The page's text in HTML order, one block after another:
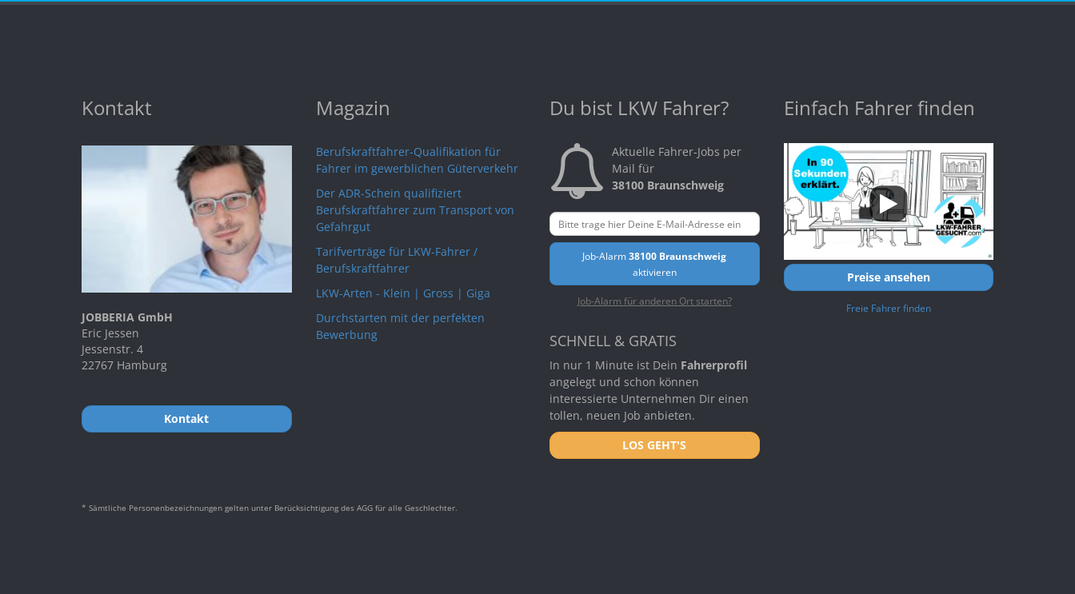
Kontakt
JOBBERIA GmbH
Eric Jessen
Jessenstr. 4
22767 Hamburg
Kontakt
Magazin
Berufskraftfahrer-Qualifikation für
Fahrer im gewerblichen Güterverkehr
Der ADR-Schein qualifiziert
Berufskraftfahrer zum Transport von
Gefahrgut
Tarifverträge für LKW-Fahrer /
Berufskraftfahrer
LKW-Arten - Klein | Gross | Giga
Durchstarten mit der perfekten
Bewerbung
Du bist LKW Fahrer?
Aktuelle Fahrer-Jobs per
Mail für
38100 Braunschweig
Job-Alarm38100 Braunschweig
aktivieren
Job-Alarm für anderen Ort starten?
SCHNELL & GRATIS
In nur 1 Minute ist Dein Fahrerprofil
angelegt und schon können
interessierte Unternehmen Dir einen
tollen, neuen Job anbieten.
LOS GEHT'S
Einfach Fahrer finden
Preise ansehen
Freie Fahrer finden
* Sämtliche Personenbezeichnungen gelten unter Berücksichtigung des AGG für alle Geschlechter.